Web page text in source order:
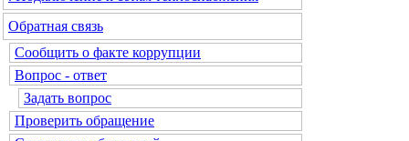
Обратная связь
Сообщить о факте коррупции
Вопрос - ответ
Задать вопрос
Проверить обращение